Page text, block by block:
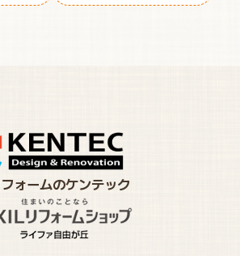
ォームのケンテック